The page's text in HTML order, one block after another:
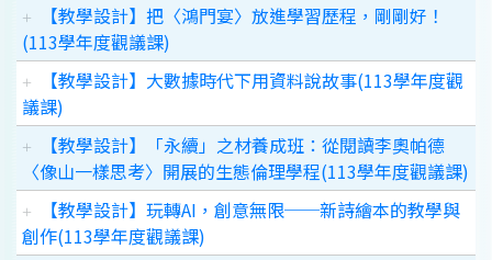
【教學設計】把〈鴻門宴〉放進學習歷程，剛剛好！
(113學年度觀議課)
【教學設計】大數據時代下用資料說故事(113學年度觀
議課)
【教學設計】「永續」之材養成班：從閱讀李奧帕德
〈像山一樣思考〉開展的生態倫理學程(113學年度觀議課)
【教學設計】玩轉AI，創意無限──新詩繪本的教學與
創作(113學年度觀議課)